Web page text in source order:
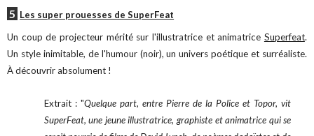
5 Les super prouesses de SuperFeat
Un coup de projecteur mérité sur l'illustratrice et animatrice Superfeat.
Un style inimitable, de l'humour (noir), un univers poétique et surréaliste.
À découvrir absolument !
Extrait : "Quelque part, entre Pierre de la Police et Topor, vit
SuperFeat, une jeune illustratrice, graphiste et animatrice qui se